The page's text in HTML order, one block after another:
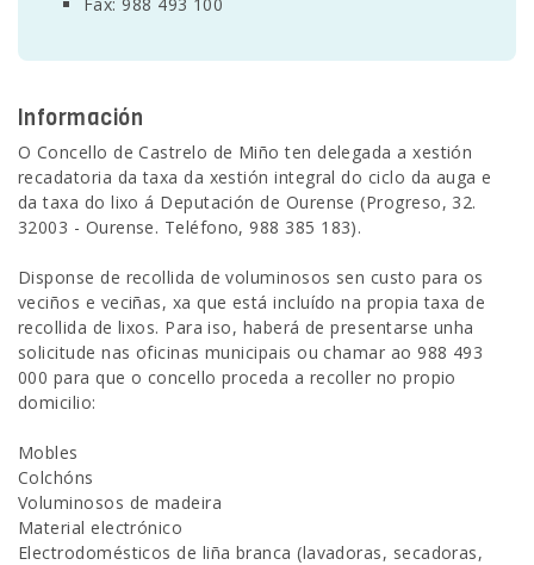
Información
O Concello de Castrelo de Miño ten delegada a xestión
recadatoria da taxa da xestión integral do ciclo da auga e
da taxa do lixo á Deputación de Ourense (Progreso, 32.
32003 - Ourense. Teléfono, 988 385 183).
Disponse de recollida de voluminosos sen custo para os
veciños e veciñas, xa que está incluído na propia taxa de
recollida de lixos. Para iso, haberá de presentarse unha
solicitude nas oficinas municipais ou chamar ao 988 493
000 para que o concello proceda a recoller no propio
domicilio:
Mobles
Colchóns
Voluminosos de madeira
Material electrónico
Electrodomésticos de liña branca (lavadoras, secadoras,